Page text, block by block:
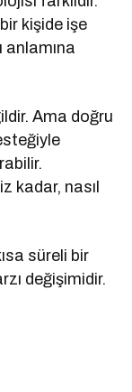
kişide işe
anlamına
Ama doğru
kadar, nasıl
süreli bir
değişimidir.